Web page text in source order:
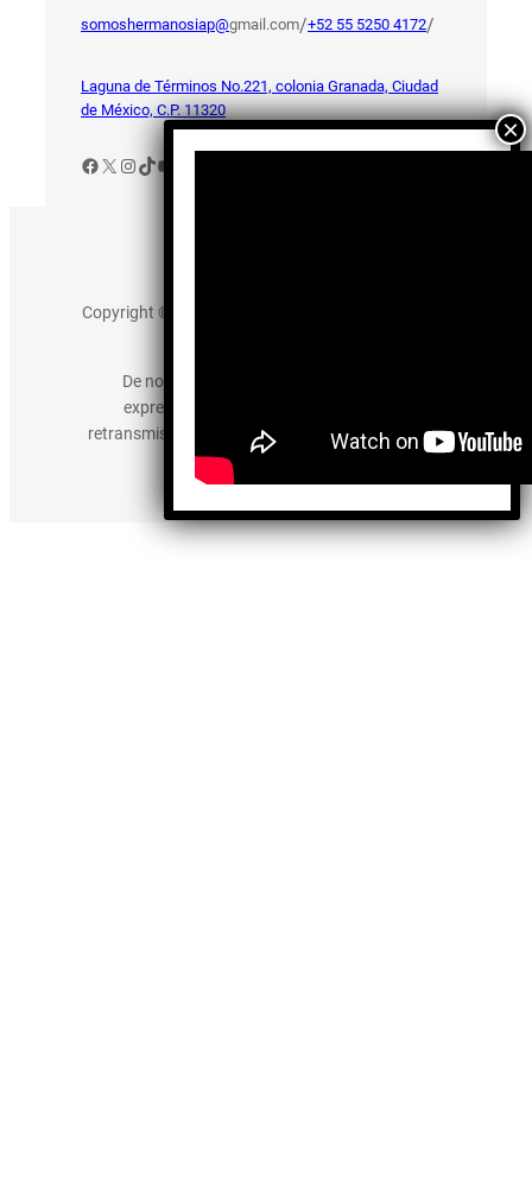
somoshermanosiap@gmail.com/+52 55 5250 4172/
Laguna de Términos No.221, colonia Granada, Ciudad
de México, C.P. 11320
Facebook
X Instagram
TikTok
YouTube
Copyright © 2025 somos-hermanos.mx. Todos los
De no existir previa autorización, queda
expresamente prohibida la publicación,
retransmisión, edición y cualquier otro uso de los
contenidos.